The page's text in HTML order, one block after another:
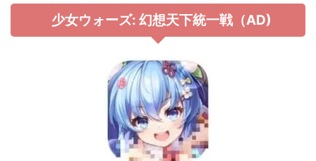
少女ウォーズ: 幻想天下統一戦（AD)